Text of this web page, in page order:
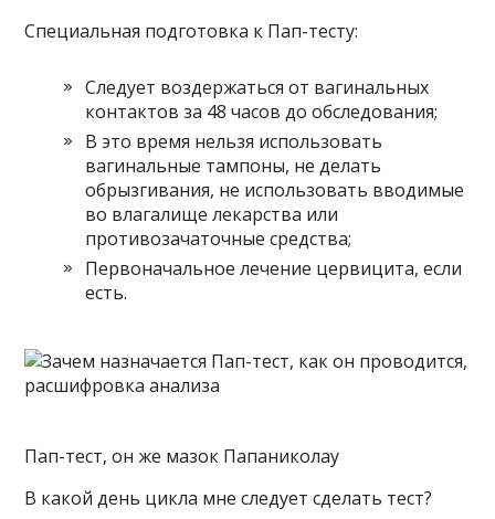
Специальная подготовка к Пап-тесту:
Следует воздержаться от вагинальных
контактов за 48 часов до обследования;
В это время нельзя использовать
вагинальные тампоны, не делать
обрызгивания, не использовать вводимые
во влагалище лекарства или
противозачаточные средства;
Первоначальное лечение цервицита, если
есть.
Пап-тест, он же мазок Папаниколау
В какой день цикла мне следует сделать тест?